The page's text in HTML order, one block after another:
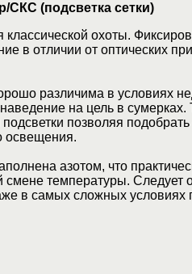
СКС (подсветка сетки)
охоты.
в отличии от оптических
различима в условиях
на цель в сумерках.
позволяя
освещения.
азотом, что
смене температуры. Следует
в самых сложных условиях